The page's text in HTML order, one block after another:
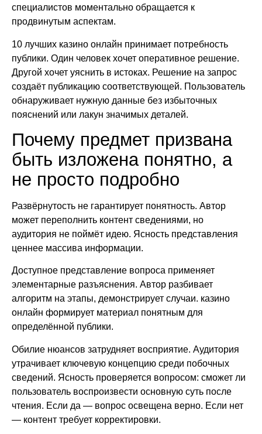
специалистов моментально обращается к
продвинутым аспектам.
10 лучших казино онлайн принимает потребность
публики. Один человек хочет оперативное решение.
Другой хочет уяснить в истоках. Решение на запрос
создаёт публикацию соответствующей. Пользователь
обнаруживает нужную данные без избыточных
пояснений или лакун значимых деталей.
Почему предмет призвана
быть изложена понятно, а
не просто подробно
Развёрнутость не гарантирует понятность. Автор
может переполнить контент сведениями, но
аудитория не поймёт идею. Ясность представления
ценнее массива информации.
Доступное представление вопроса применяет
элементарные разъяснения. Автор разбивает
алгоритм на этапы, демонстрирует случаи. казино
онлайн формирует материал понятным для
определённой публики.
Обилие нюансов затрудняет восприятие. Аудитория
утрачивает ключевую концепцию среди побочных
сведений. Ясность проверяется вопросом: сможет ли
пользователь воспроизвести основную суть после
чтения. Если да — вопрос освещена верно. Если нет
— контент требует корректировки.